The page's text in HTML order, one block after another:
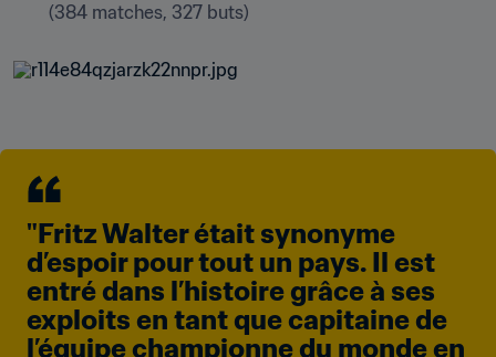
(384 matches, 327 buts)
"Fritz Walter était synonyme
d’espoir pour tout un pays. Il est
entré dans l’histoire grâce à ses
exploits en tant que capitaine de
l’équipe championne du monde en